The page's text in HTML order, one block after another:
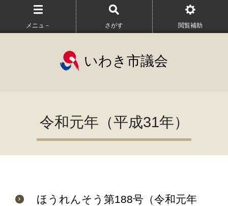
メニュ－ さがす 閲覧補助
いわき市議会
令和元年（平成31年）
ほうれんそう第188号（令和元年